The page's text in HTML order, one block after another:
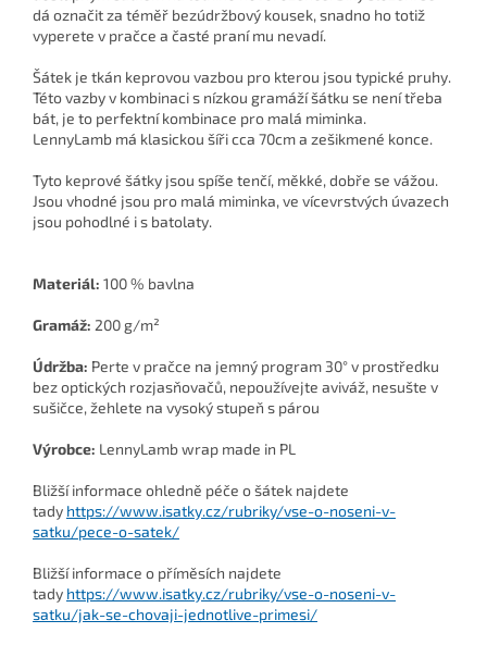
dá označit za téměř bezúdržbový kousek, snadno ho totiž
vyperete v pračce a časté praní mu nevadí.
Šátek je tkán keprovou vazbou pro kterou jsou typické pruhy.
Této vazby v kombinaci s nízkou gramáží šátku se není třeba
bát, je to perfektní kombinace pro malá miminka.
LennyLamb má klasickou šíři cca 70cm a zešikmené konce.
Tyto keprové šátky jsou spíše tenčí, měkké, dobře se vážou.
Jsou vhodné jsou pro malá miminka, ve vícevrstvých úvazech
jsou pohodlné i s batolaty.
Materiál: 100 % bavlna
Gramáž: 200 g/m²
Údržba: Perte v pračce na jemný program 30° v prostředku
bez optických rozjasňovačů, nepoužívejte aviváž, nesušte v
sušičce, žehlete na vysoký stupeň s párou
Výrobce: LennyLamb wrap made in PL
Bližší informace ohledně péče o šátek najdete
tady https://www.isatky.cz/rubriky/vse-o-noseni-v-
satku/pece-o-satek/
Bližší informace o příměsích najdete
tady https://www.isatky.cz/rubriky/vse-o-noseni-v-
satku/jak-se-chovaji-jednotlive-primesi/